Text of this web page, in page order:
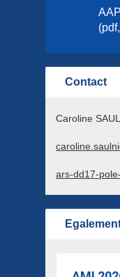
Contact
Caroline
ars-dd17-